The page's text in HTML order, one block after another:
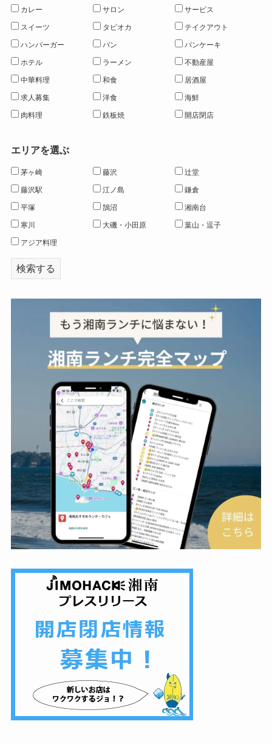
カレー サロン サービス
スイーツ タピオカ テイクアウト
ハンバーガー パン パンケーキ
ホテル ラーメン 不動産屋
中華料理 和食 居酒屋
求人募集 洋食 海鮮
肉料理 鉄板焼 開店閉店
エリアを選ぶ
茅ヶ崎 藤沢 辻堂
藤沢駅 江ノ島 鎌倉
平塚 鵠沼 湘南台
寒川 大磯・小田原 葉山・逗子
アジア料理